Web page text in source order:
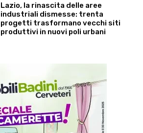
Lazio, la rinascita delle aree
industriali dismesse: trenta
progetti trasformano vecchi siti
produttivi in nuovi poli urbani